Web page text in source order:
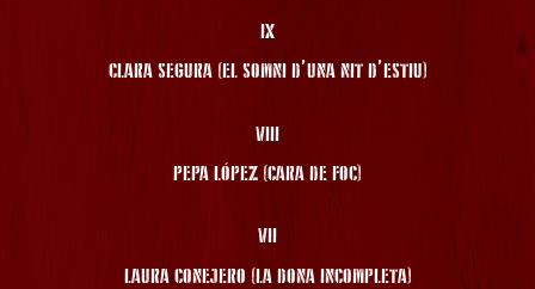
IX
CLARA SEGURA (EL SOMNI D’UNA NIT D’ESTIU)
VIII
PEPA LÓPEZ (CARA DE FOC)
VII
LAURA CONEJERO (LA DONA INCOMPLETA)